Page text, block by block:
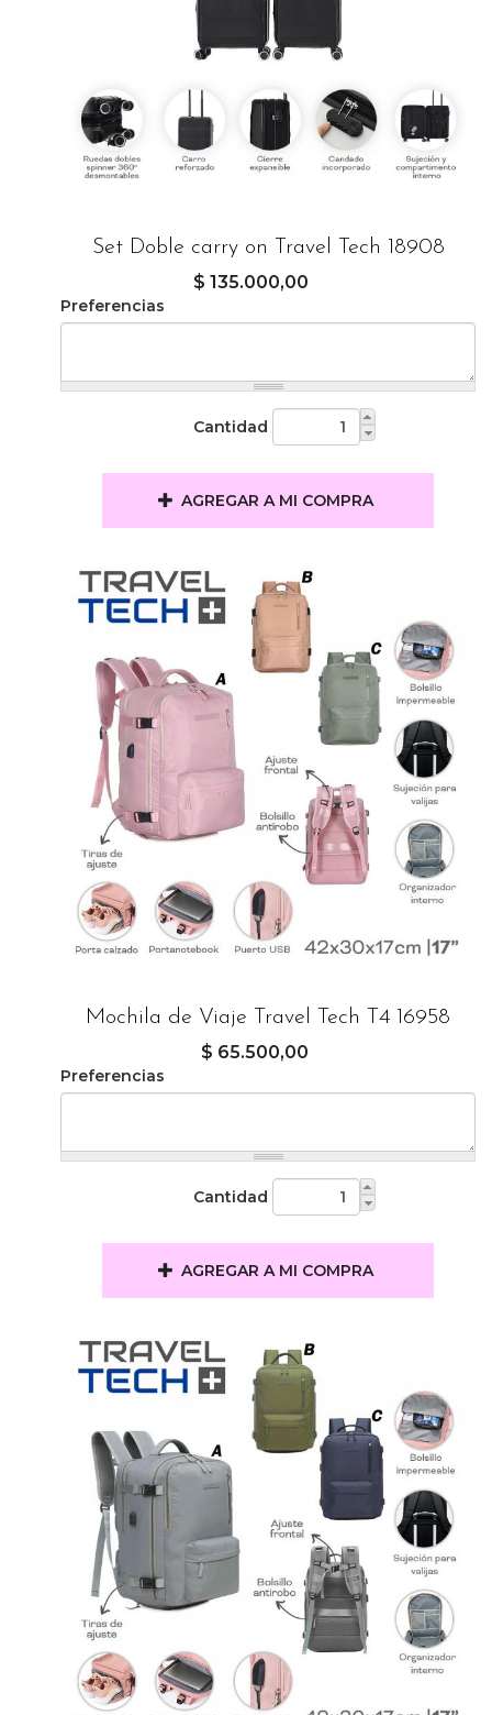
Set Doble carry on Travel Tech 18908
$ 135.000,00
Preferencias
Cantidad
AGREGAR A MI COMPRA
Mochila de Viaje Travel Tech T4 16958
$ 65.500,00
Preferencias
Cantidad
AGREGAR A MI COMPRA